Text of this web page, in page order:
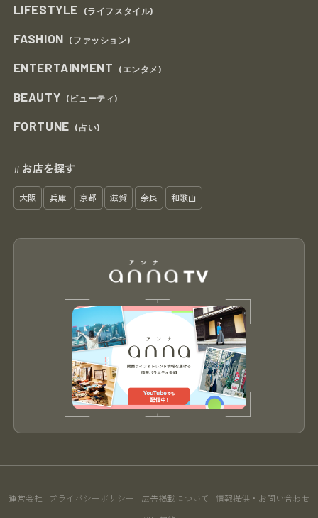
LIFESTYLE (ライフスタイル)
FASHION (ファッション)
ENTERTAINMENT (エンタメ)
BEAUTY (ビューティ)
FORTUNE (占い)
# お店を探す
大阪 兵庫 京都 滋賀 奈良 和歌山
運営会社 プライバシーポリシー 広告掲載について 情報提供・お問い合わせ